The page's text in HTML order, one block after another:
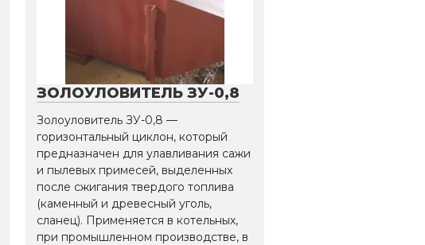
ЗОЛОУЛОВИТЕЛЬ ЗУ-0,8
Золоуловитель ЗУ-0,8 —
горизонтальный циклон, который
предназначен для улавливания сажи
и пылевых примесей, выделенных
после сжигания твердого топлива
(каменный и древесный уголь,
сланец). Применяется в котельных,
при промышленном производстве, в